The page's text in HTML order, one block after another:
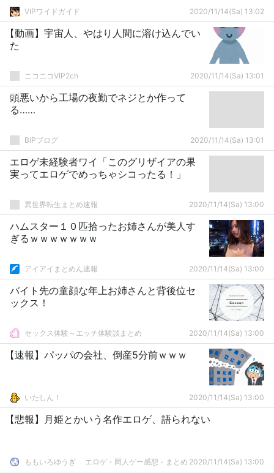
VIPワイドガイド 2020/11/14(Sa) 13:02
【動画】宇宙人、やはり人間に溶け込んでい
た
ニコニコVIP2ch 2020/11/14(Sa) 13:01
頭悪いから工場の夜勤でネジとか作って
る……
BIPブログ 2020/11/14(Sa) 13:01
エロゲ未経験者ワイ「このグリザイアの果
実ってエロゲでめっちゃシコったる！」
異世界転生まとめ速報 2020/11/14(Sa) 13:00
ハムスター１０匹拾ったお姉さんが美人す
ぎるｗｗｗｗｗｗｗ
アイアイまとめん速報 2020/11/14(Sa) 13:00
バイト先の童顔な年上お姉さんと背後位セ
ックス！
セックス体験～エッチ体験談まとめ 2020/11/14(Sa) 13:00
【速報】パッパの会社、倒産5分前ｗｗｗ
いたしん！ 2020/11/14(Sa) 13:00
【悲報】月姫とかいう名作エロゲ、語られない
ももいろゆうぎ エロゲ・同人ゲー感想 - まとめ 2020/11/14(Sa) 13:00